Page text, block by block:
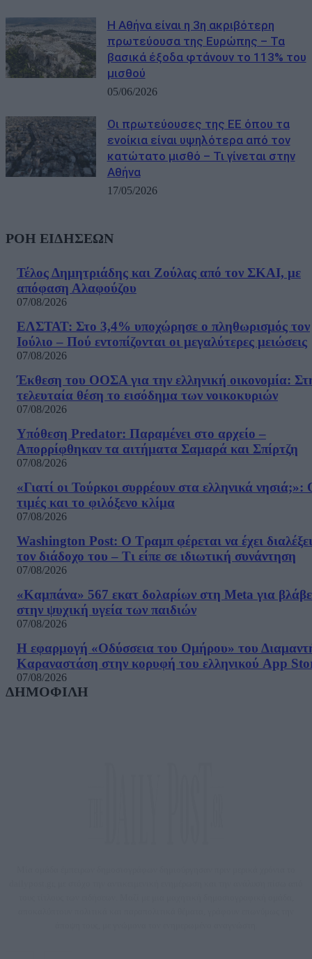
Η Αθήνα είναι η 3η ακριβότερη
πρωτεύουσα της Ευρώπης – Τα
βασικά έξοδα φτάνουν το 113% του
μισθού
05/06/2026
Οι πρωτεύουσες της ΕΕ όπου τα
ενοίκια είναι υψηλότερα από τον
κατώτατο μισθό – Τι γίνεται στην
Αθήνα
17/05/2026
ΡΟΗ ΕΙΔΗΣΕΩΝ
Τέλος Δημητριάδης και Ζούλας από τον ΣΚΑΙ, με
απόφαση Αλαφούζου
07/08/2026
ΕΛΣΤΑΤ: Στο 3,4% υποχώρησε ο πληθωρισμός τον
Ιούλιο – Πού εντοπίζονται οι μεγαλύτερες μειώσεις
07/08/2026
Έκθεση του ΟΟΣΑ για την ελληνική οικονομία:
τελευταία θέση το εισόδημα των νοικοκυριών
07/08/2026
Υπόθεση Predator: Παραμένει στο αρχείο –
Απορρίφθηκαν τα αιτήματα Σαμαρά και Σπίρτζη
07/08/2026
«Γιατί οι Τούρκοι συρρέουν στα ελληνικά νησιά;»:
τιμές και το φιλόξενο κλίμα
07/08/2026
Washington Post: Ο Τραμπ φέρεται να έχει διαλέξει
τον διάδοχο του – Τι είπε σε ιδιωτική συνάντηση
07/08/2026
«Καμπάνα» 567 εκατ δολαρίων στη Meta για
στην ψυχική υγεία των παιδιών
07/08/2026
Η εφαρμογή «Οδύσσεια του Ομήρου» του
Καραναστάση στην κορυφή του ελληνικού App
07/08/2026
ΔΗΜΟΦΙΛΗ